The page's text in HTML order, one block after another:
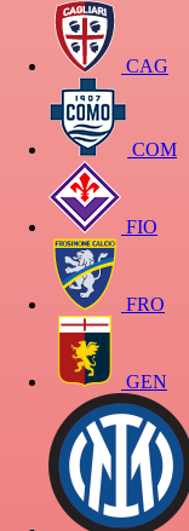
CAG
COM
FIO
FRO
GEN